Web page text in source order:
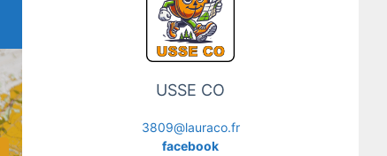
USSE CO
3809@lauraco.fr
facebook